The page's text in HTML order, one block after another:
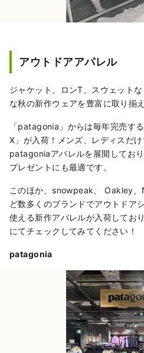
アウトドアアパレル
ジャケット、ロンT、スウェット
な秋の新作ウェアを豊富に取り揃
「patagonia」からは毎年完売す
X」が入荷！メンズ、レディスだ
patagoniaアパレルを展開してお
プレゼントにも最適です。
このほか、snowpeak、 Oakley、
ど数多くのブランドでアウトドア
使える新作アパレルが入荷してお
にてチェックしてみてください！
patagonia